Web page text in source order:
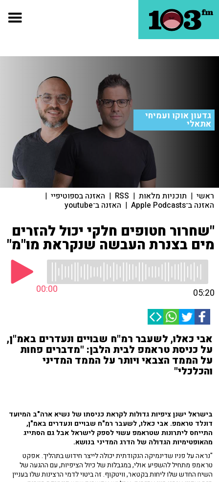
גדעון אוקו ועמיחי
אתאלי
ראשי | תוכניות מלאות |
RSS
| האזנה בספוטיפיי |
האזנה ב־Apple Podcasts | האזנה ב־youtube
"שחרור חטופים חלקי יכול להזרים
מים בצנרת העבשה שנקראת מו"מ"
00:00 05:20
אבי כאלו, לשעבר רמ"ח שבויים ונעדרים באמ"ן,
על כניסת טראמפ לבית הלבן: "מדברים פחות
על הממד הצבאי ויותר על הממד המדיני
והכלכלי"
בישראל ישנן ציפיות גדולות לקראת כניסתו של נשיא ארה"ב המיועד
דונלד טראמפ. אבי כאלו, לשעבר רמ"ח שבויים ונעדרים באמ"ן,
התייחס ליתרונות שטראמפ עשוי לספק לישראל אבל גם הסתייג
מהאופטימיות הגדולה של הדרג המדיני בנושא.
"נראה על פניו שדינמיקה הנקודתית יכולה לייצר חידוש בתהליך. אפקט
טראמפ מתחיל להשפיע אולי, במגבלות של כיול הציפיות, עם ההגעה של
השיח החדש שלו ליחות בקטאר, וויטקוף. זה ביטוי לדמי הרצינות שלו בעניין